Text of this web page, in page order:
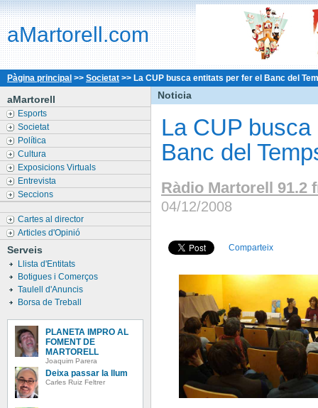
aMartorell.com
Pàgina principal >> Societat >> La CUP busca entitats per fer el Banc del
aMartorell
Esports
Societat
Política
Cultura
Exposicions Virtuals
Entrevista
Seccions
Cartes al director
Articles d'Opinió
Serveis
Llista d'Entitats
Botigues i Comerços
Taulell d'Anuncis
Borsa de Treball
PLANETA IMPRO AL
FOMENT DE
MARTORELL
Joaquim Parera
Deixa passar la llum
Carles Ruiz Feltrer
Noticia
La CUP
Banc del
Ràdio Martorell 91.2
04/12/2008
Comparteix